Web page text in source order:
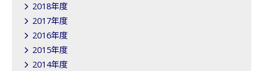
2018年度
2017年度
2016年度
2015年度
2014年度